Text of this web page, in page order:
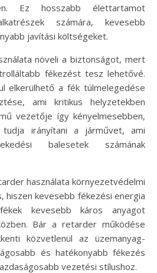
Ez hosszabb élettartamot
számára, kevesebb
javítási költségeket.
növeli a biztonságot, mert
fékezést tesz lehetővé.
elkerülhető a fék túlmelegedése
ami kritikus helyzetekben
vezetője így kényelmesebben,
irányítani a járművet, ami
balesetek számának
használata környezetvédelmi
hiszen kevesebb fékezési energia
kevesebb káros anyagot
Bár a retarder működése
közvetlenül az üzemanyag-
és hatékonyabb fékezés
vezetési stílushoz.